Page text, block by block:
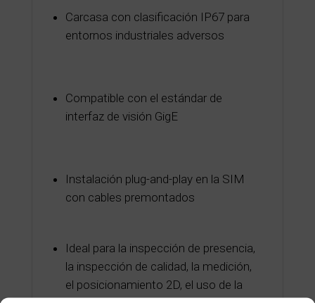
Carcasa con clasificación IP67 para
entornos industriales adversos
Compatible con el estándar de
interfaz de visión GigE
Instalación plug-and-play en la SIM
con cables premontados
Ideal para la inspección de presencia,
la inspección de calidad, la medición,
el posicionamiento 2D, el uso de la